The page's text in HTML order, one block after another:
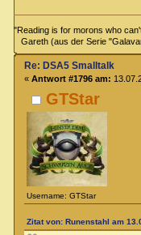
"Reading is for morons who
Gareth (aus der Serie
GTStar
Username: GTStar
Re: DSA5 Smalltalk
« Antwort #1796 am:
Zitat von: Runenstahl am